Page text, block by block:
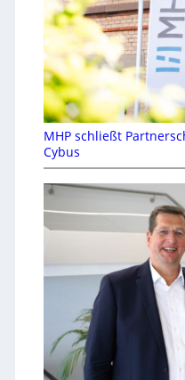
MHP schließt
Cybus